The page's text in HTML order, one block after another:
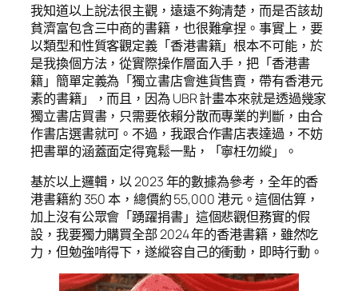
我知道以上說法很主觀，遠遠不夠清楚，而是否該劫
貧濟富包含三中商的書籍，也很難拿捏。事實上，要
以類型和性質客觀定義「香港書籍」根本不可能，於
是我換個方法，從實際操作層面入手，把「香港書
籍」簡單定義為「獨立書店會進貨售賣，帶有香港元
素的書籍」，而且，因為 UBR 計畫本來就是透過幾家
獨立書店買書，只需要依賴分散而專業的判斷，由合
作書店選書就可。不過，我跟合作書店表達過，不妨
把書單的涵蓋面定得寬鬆一點，「寧枉勿縱」。
基於以上邏輯，以 2023 年的數據為參考，全年的香
港書籍約 350 本，總價約 55,000 港元。這個估算，
加上沒有公眾會「踴躍捐書」這個悲觀但務實的假
設，我要獨力購買全部 2024 年的香港書籍，雖然吃
力，但勉強啃得下，遂縱容自己的衝動，即時行動。